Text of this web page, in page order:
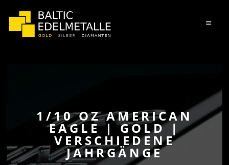
=
1/10 OZ AMERICAN
EAGLE | GOLD |
VERSCHIEDENE
JAHRGÄNGE